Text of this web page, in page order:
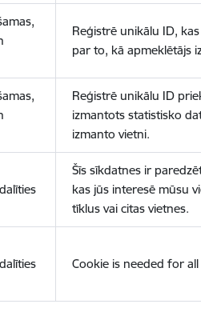
Reģistrē unikālu ID,
par to, kā apmeklētājs
Reģistrē unikālu ID
izmantots statistisko
izmanto vietni.
Šīs sīkdatnes ir
kas jūs interesē mūsu
tīklus vai citas vietnes.
Cookie is needed for